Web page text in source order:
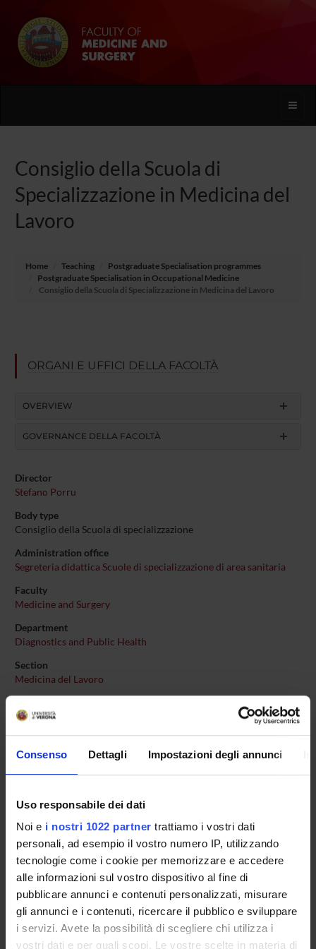
Consenso Dettagli Impostazioni degli annunci
Uso responsabile dei dati
Noi e i nostri 1022 partner trattiamo i vostri dati
personali, ad esempio il vostro numero IP, utilizzando
tecnologie come i cookie per memorizzare e accedere
alle informazioni sul vostro dispositivo al fine di
pubblicare annunci e contenuti personalizzati, misurare
gli annunci e i contenuti, ricercare il pubblico e sviluppare
i servizi. Avete la possibilità di scegliere chi utilizza i
vostri dati e per quali scopi. Le vostre scelte in materia di
Toggle
Consiglio della Scuola di
Specializzazione in Medicina del
Lavoro
Home Teaching
Postgraduate Specialisation programmes
Postgraduate Specialisation in Occupational Medicine
Consiglio della Scuola di Specializzazione in Medicina del Lavoro
ORGANI E UFFICI DELLA FACOLTÀ
OVERVIEW
GOVERNANCE DELLA FACOLTÀ
Director
Stefano Porru
Body type
Consiglio della Scuola di specializzazione
Administration office
Segreteria didattica Scuole di specializzazione di area sanitaria
Faculty
Medicine and Surgery
Department
Diagnostics and Public Health
Section
Medicina del Lavoro
concernenti l'organizzazione e la gestione delle attività formative
della Scuola.
Elegge, ogni 3 anni accademici, il Direttore della Scuola
Approva, annualmente, la composizione del corpo
docente e i piani didattici
Approva la collocazione dei Medici in Formazione in
strutture extra rete formativa
Il Consiglio è composto dal corpo docente della Scuola e da una
rappresentanza degli specializzandi pari al 10% degli iscritti alla
Scuola garantendo comunque almeno un rappresentante per